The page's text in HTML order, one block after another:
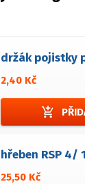
2,40 Kč
add_shopping_cart
hřeben RSP 4/
25,50 Kč